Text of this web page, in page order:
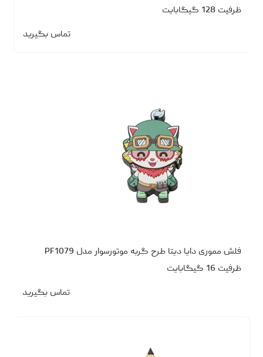
ظرفیت 128 گیگابایت
تماس بگیرید
فلش مموری دایا دیتا طرح گربه موتورسوار مدل PF1079
ظرفیت 16 گیگابایت
تماس بگیرید